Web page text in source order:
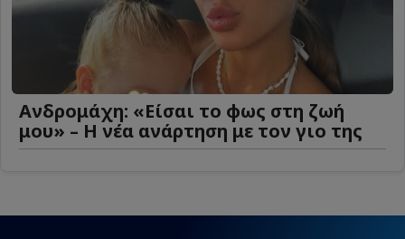
Ανδρομάχη: «Είσαι το φως στη ζωή
μου» – Η νέα ανάρτηση με τον γιο της